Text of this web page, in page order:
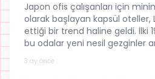
Japon ofis çalışanları için
olarak başlayan kapsül oteller,
ettiği bir trend haline geldi. İlki
bu odalar yeni nesil gezginler
popüler oldu?
3 ay önce